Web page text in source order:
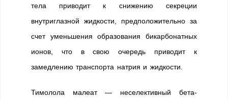
тела приводит к снижению секреции
внутриглазной жидкости, предположительно за
счет уменьшения образования бикарбонатных
ионов, что в свою очередь приводит к
замедлению транспорта натрия и жидкости.
Тимолола малеат — неселективный бета-